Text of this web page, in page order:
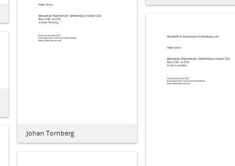
Johan Tornberg